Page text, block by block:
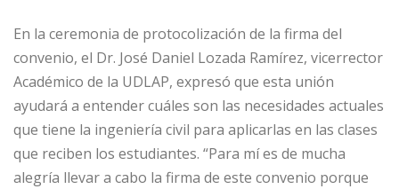
En la ceremonia de protocolización de la firma del
convenio, el Dr. José Daniel Lozada Ramírez, vicerrector
Académico de la UDLAP, expresó que esta unión
ayudará a entender cuáles son las necesidades actuales
que tiene la ingeniería civil para aplicarlas en las clases
que reciben los estudiantes. “Para mí es de mucha
alegría llevar a cabo la firma de este convenio porque